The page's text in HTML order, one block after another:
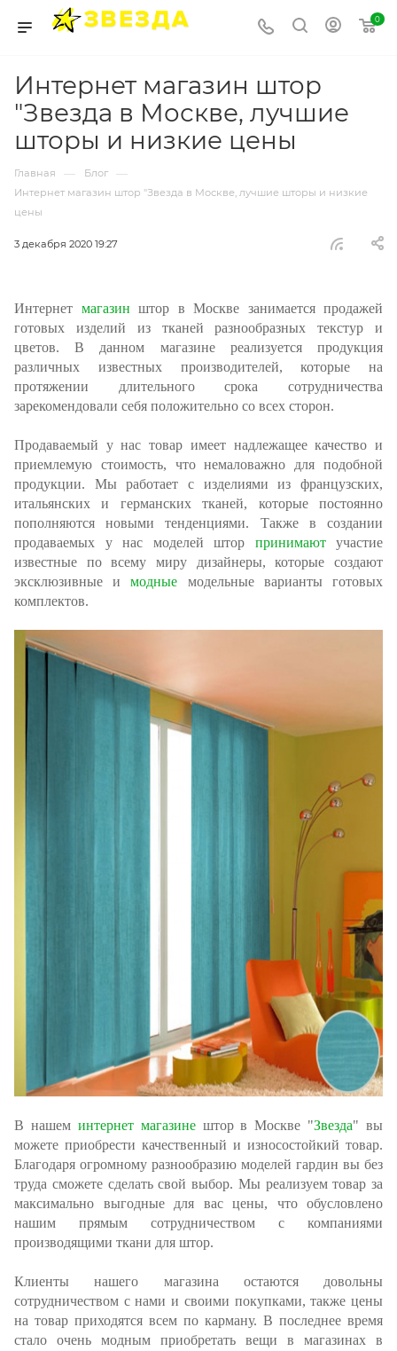
0
Интернет магазин штор
"Звезда в Москве, лучшие
шторы и низкие цены
Главная — Блог —
Интернет магазин штор "Звезда в Москве, лучшие шторы и низкие
цены
3 декабря 2020 19:27
Интернет магазин штор в Москве занимается продажей
готовых изделий из тканей разнообразных текстур и
цветов. В данном магазине реализуется продукция
различных известных производителей, которые на
протяжении длительного срока сотрудничества
зарекомендовали себя положительно со всех сторон.
Продаваемый у нас товар имеет надлежащее качество и
приемлемую стоимость, что немаловажно для подобной
продукции. Мы работает с изделиями из французских,
итальянских и германских тканей, которые постоянно
пополняются новыми тенденциями. Также в создании
продаваемых у нас моделей штор принимаютучастие
известные по всему миру дизайнеры, которые создают
эксклюзивные имодные модельные варианты готовых
комплектов.
В нашем интернет магазинештор в Москве "Звезда" вы
можете приобрести качественный и износостойкий товар.
Благодаря огромному разнообразию моделей гардин вы без
труда сможете сделать свой выбор. Мы реализуем товар за
максимально выгодные для вас цены, что обусловлено
нашим прямым сотрудничеством с компаниями
производящими ткани для штор.
Клиенты нашего магазина остаются довольны
сотрудничеством с нами и своими покупками, также цены
на товар приходятся всем по карману. В последнее время
стало очень модным приобретать вещи в магазинах в